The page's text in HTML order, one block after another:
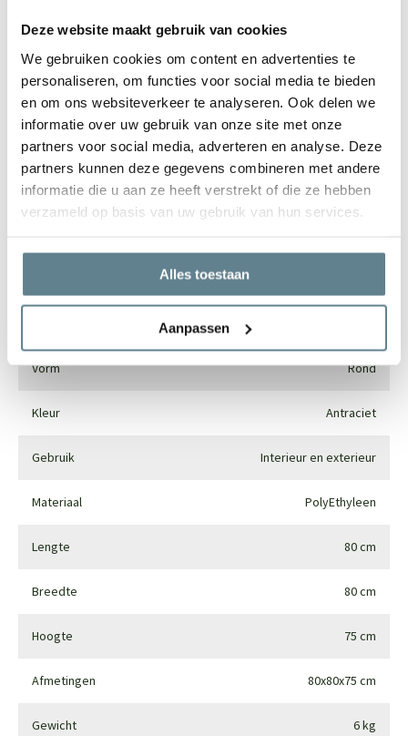
Deze website maakt gebruik van cookies
We gebruiken cookies om content en advertenties te
personaliseren, om functies voor social media te bieden
en om ons websiteverkeer te analyseren. Ook delen we
informatie over uw gebruik van onze site met onze
partners voor social media, adverteren en analyse. Deze
partners kunnen deze gegevens combineren met andere
informatie die u aan ze heeft verstrekt of die ze hebben
verzameld op basis van uw gebruik van hun services.
Alles toestaan
Aanpassen
We staan voor je klaar
Wil je advies of heb je een vraag? Neem contact op met ons
Start chat
Bel0344-228104
Mailinfo@polyesterplantenbakken.nl
Vorm Rond
Kleur Antraciet
Gebruik Interieur en exterieur
Materiaal PolyEthyleen
Lengte 80 cm
Breedte 80 cm
Hoogte 75 cm
Afmetingen 80x80x75 cm
Gewicht 6 kg